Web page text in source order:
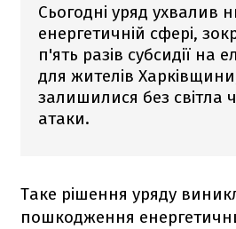
Сьогодні уряд ухвалив
енергетичній сфері,
п'ять разів субсидії на
для жителів
залишилися без світла
атаки.
Таке рішення уряду
пошкодження